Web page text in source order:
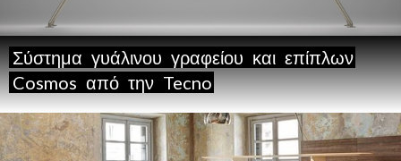
Σύστημα γυάλινου γραφείου και επίπλων
Cosmos από την Tecno